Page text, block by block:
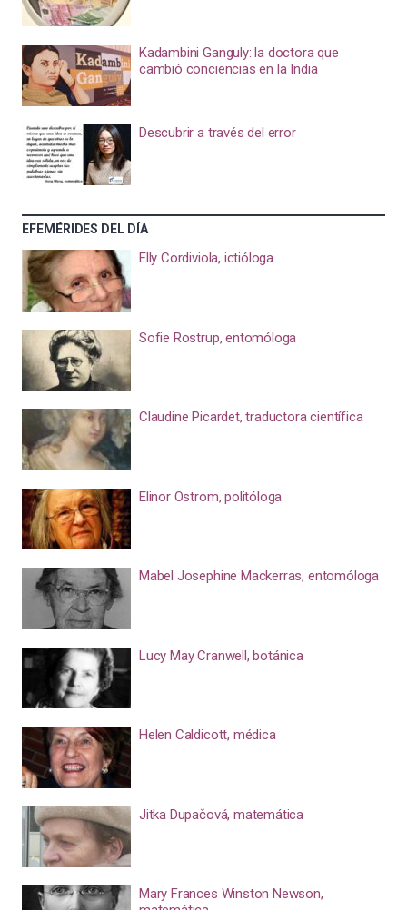
Kadambini Ganguly: la doctora que
cambió conciencias en la India
Descubrir a través del error
EFEMÉRIDES DEL DÍA
Elly Cordiviola, ictióloga
Sofie Rostrup, entomóloga
Claudine Picardet, traductora científica
Elinor Ostrom, politóloga
Mabel Josephine Mackerras, entomóloga
Lucy May Cranwell, botánica
Helen Caldicott, médica
Jitka Dupačová, matemática
Mary Frances Winston Newson,